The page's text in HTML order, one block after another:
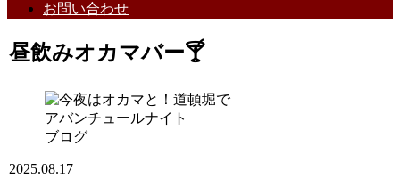
お問い合わせ
昼飲みオカマバー🍸
ブログ
2025.08.17